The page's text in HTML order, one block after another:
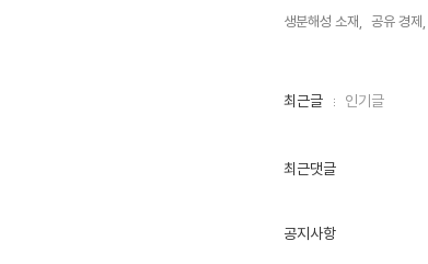
생분해성 소재,
공유 경제,
최
인
최근글 인기글
최근댓글
공지사항